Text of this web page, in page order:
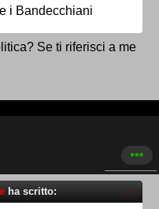
i Bandecchiani
Se ti riferisci a me
ha scritto: